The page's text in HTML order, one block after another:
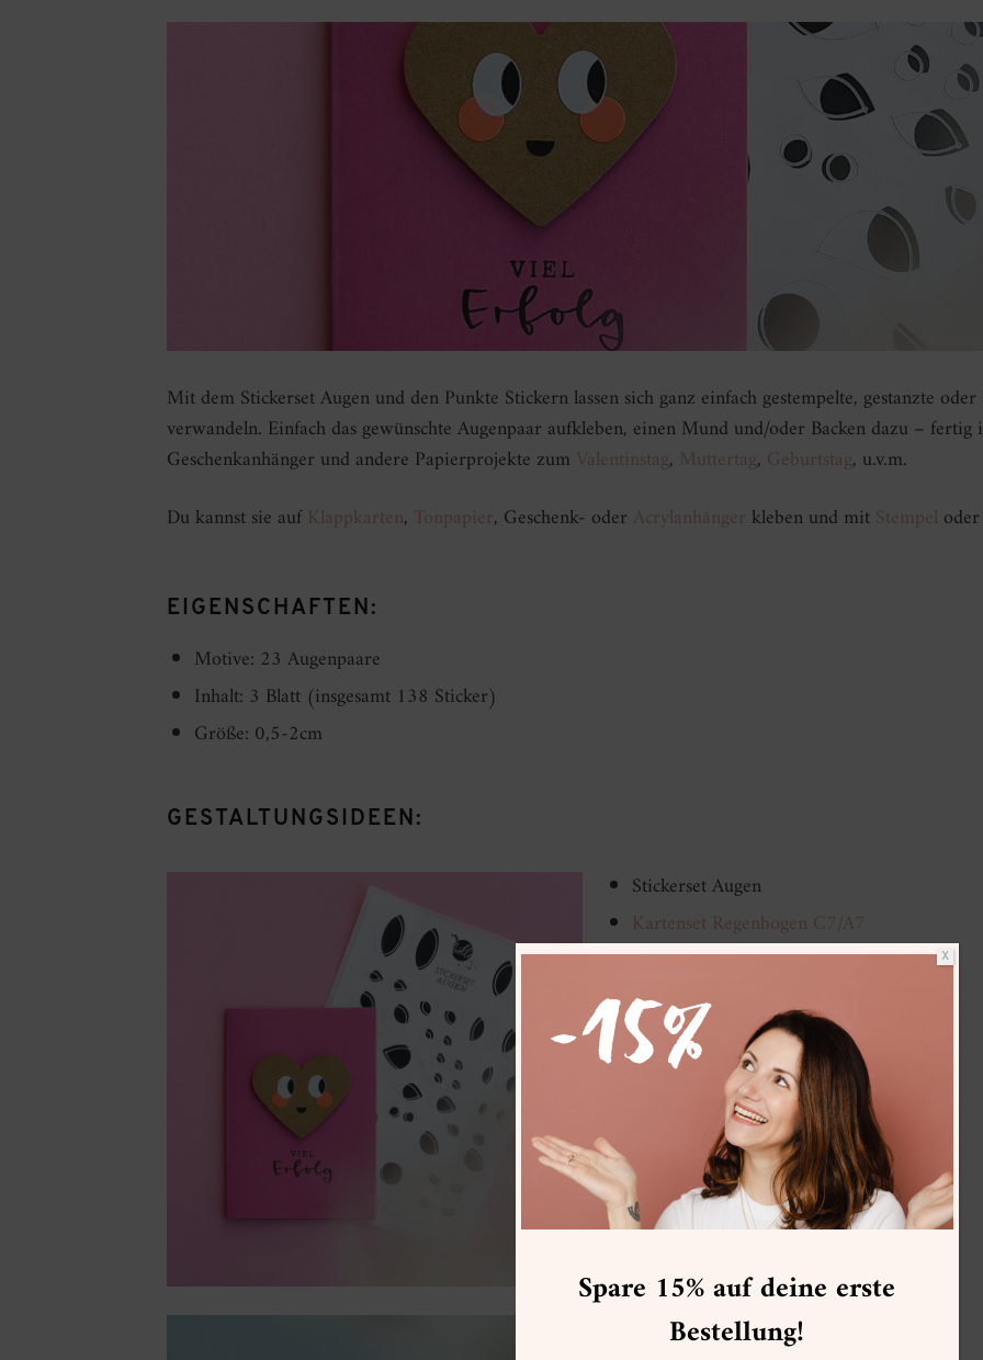
Mit dem Stickerset Augen und den Punkte Stickern lassen sich ganz einfach gestempelte, gestanzte
verwandeln. Einfach das gewünschte Augenpaar aufkleben, einen Mund und/oder Backen dazu –
Geschenkanhänger und andere Papierprojekte zum Valentinstag, Muttertag, Geburtstag, u.v.m.
Du kannst sie aufKlappkarten, Tonpapier, Geschenk- oder Acrylanhänger kleben und mitStempel
EIGENSCHAFTEN:
Motive: 23 Augenpaare
Inhalt: 3 Blatt (insgesamt 138 Sticker)
Größe: 0,5-2cm
GESTALTUNGSIDEEN:
Stickerset Augen
Kartenset Regenbogen C7/A7
EtikettenblockWeiß
Sticker Punkte
Stickerblock Buchstaben
Schwarz
Stempelset A6 Glückwünsche
VersaFine Clair StempelkissenNocturne
Stickerset Augen
Spare 15% auf deine erste
Bestellung!
X